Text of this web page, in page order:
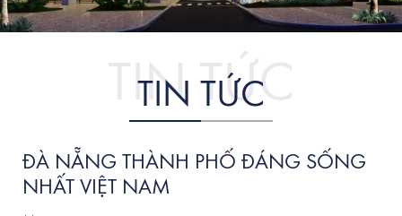
TIN TỨC
ĐÀ NẴNG THÀNH PHỐ ĐÁNG SỐNG
NHẤT VIỆT NAM